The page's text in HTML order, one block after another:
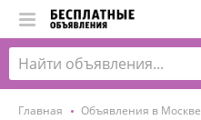
Главная Объявления в Москве